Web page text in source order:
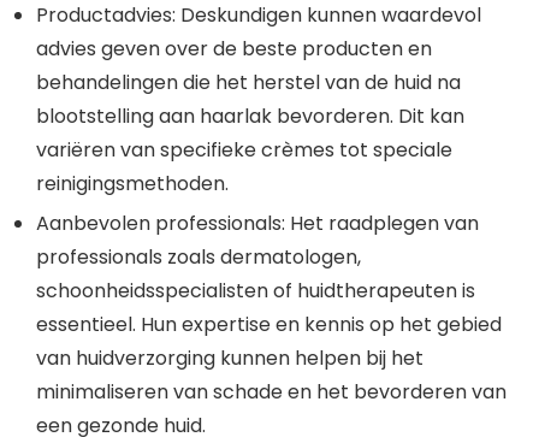
Productadvies: Deskundigen kunnen waardevol
advies geven over de beste producten en
behandelingen die het herstel van de huid na
blootstelling aan haarlak bevorderen. Dit kan
variëren van specifieke crèmes tot speciale
reinigingsmethoden.
Aanbevolen professionals: Het raadplegen van
professionals zoals dermatologen,
schoonheidsspecialisten of huidtherapeuten is
essentieel. Hun expertise en kennis op het gebied
van huidverzorging kunnen helpen bij het
minimaliseren van schade en het bevorderen van
een gezonde huid.